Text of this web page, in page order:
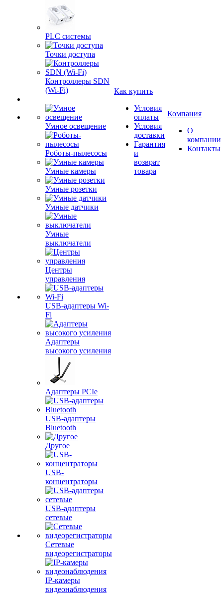
PLC системы
Точки доступа
Контроллеры SDN
(Wi-Fi)
Умное освещение
Роботы-пылесосы
Умные камеры
Умные розетки
Умные датчики
Умные
выключатели
Центры
управления
USB-адаптеры Wi-
Fi
Адаптеры
высокого усиления
Адаптеры PCIe
USB-адаптеры
Bluetooth
Другое
USB-
концентраторы
USB-адаптеры
сетевые
Сетевые
видеорегистраторы
IP-камеры
видеонаблюдения
Как купить
Условия
оплаты
Условия
доставки
Гарантия
и
возврат
товара
Компания
О
компании
Контакты